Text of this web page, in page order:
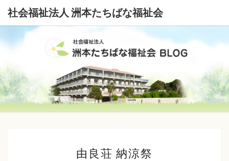
社会福祉法人 洲本たちばな福祉会
社
会
福
法
良
由良荘 納涼祭